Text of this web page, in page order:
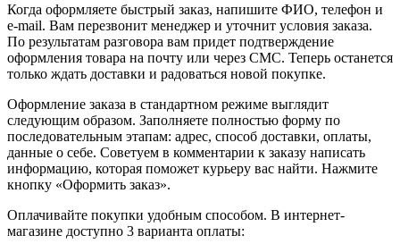
Когда оформляете быстрый заказ, напишите ФИО, телефон и
e-mail. Вам перезвонит менеджер и уточнит условия заказа.
По результатам разговора вам придет подтверждение
оформления товара на почту или через СМС. Теперь останется
только ждать доставки и радоваться новой покупке.
Оформление заказа в стандартном режиме выглядит
следующим образом. Заполняете полностью форму по
последовательным этапам: адрес, способ доставки, оплаты,
данные о себе. Советуем в комментарии к заказу написать
информацию, которая поможет курьеру вас найти. Нажмите
кнопку «Оформить заказ».
Оплачивайте покупки удобным способом. В интернет-
магазине доступно 3 варианта оплаты: